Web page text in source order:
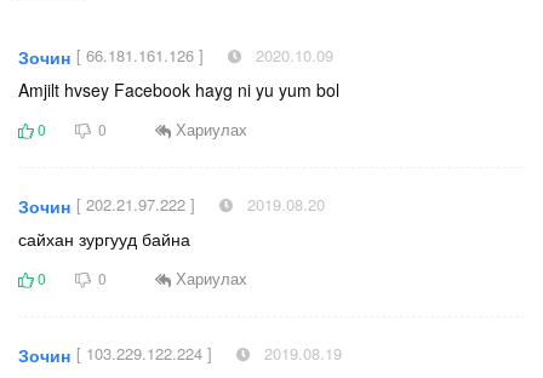
Зочин [ 66.181.161.126 ] 2020.10.09
Amjilt hvsey Facebook hayg ni yu yum bol
0 0 Хариулах
Зочин [ 202.21.97.222 ] 2019.08.20
сайхан зургууд байна
0 0 Хариулах
Зочин [ 103.229.122.224 ] 2019.08.19